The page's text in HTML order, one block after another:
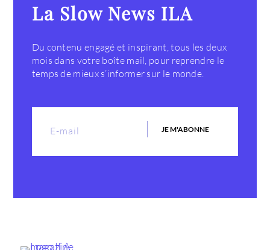
La Slow News ILA
Du contenu engagé et inspirant, tous les deux
mois dans votre boîte mail, pour reprendre le
temps de mieux s’informer sur le monde.
JE M'ABONNE